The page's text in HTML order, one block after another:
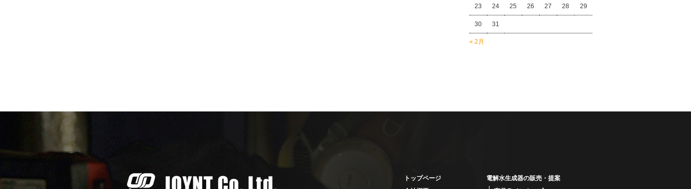
« 2月
23 24 25 26 27 28 29
30 31
トップページ
電解水生成器の販売・提案